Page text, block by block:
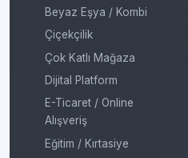
Beyaz Eşya / Kombi
Çiçekçilik
Çok Katlı Mağaza
Dijital Platform
E-Ticaret / Online
Alışveriş
Eğitim / Kırtasiye